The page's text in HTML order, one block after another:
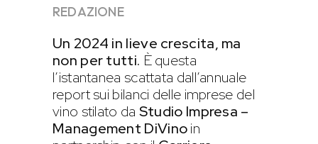
REDAZIONE
Un 2024 in lieve crescita, ma
non per tutti. È questa
l’istantanea scattata dall’annuale
report sui bilanci delle imprese del
vino stilato da Studio Impresa –
Management DiVinoin